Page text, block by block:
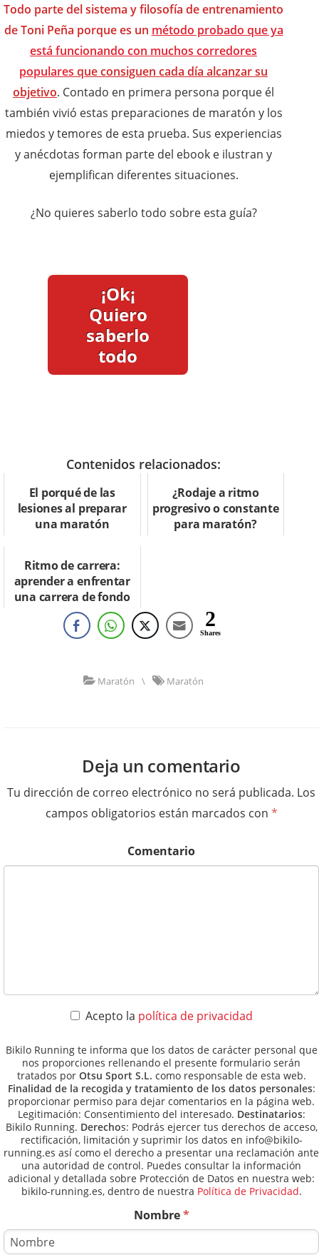
Todo parte del sistema y filosofía de entrenamiento
de Toni Peña porque es un método probado que ya
está funcionando con muchos corredores
populares que consiguen cada día alcanzar su
objetivo. Contado en primera persona porque él
también vivió estas preparaciones de maratón y los
miedos y temores de esta prueba. Sus experiencias
y anécdotas forman parte del ebook e ilustran y
ejemplifican diferentes situaciones.
¿No quieres saberlo todo sobre esta guía?
¡Ok¡
Quiero
saberlo
todo
Contenidos relacionados:
El porqué de las
lesiones al preparar
una maratón
¿Rodaje a ritmo
progresivo o constante
para maratón?
Ritmo de carrera:
aprender a enfrentar
una carrera de fondo
2
Shares
Maratón \ Maratón
Deja un comentario
Tu dirección de correo electrónico no será publicada. Los
campos obligatorios están marcados con *
Comentario
Acepto la política de privacidad
Bikilo Running te informa que los datos de carácter personal que
nos proporciones rellenando el presente formulario serán
tratados por Otsu Sport S.L. como responsable de esta web.
Finalidad de la recogida y tratamiento de los datos personales:
proporcionar permiso para dejar comentarios en la página web.
Legitimación: Consentimiento del interesado. Destinatarios:
Bikilo Running. Derechos: Podrás ejercer tus derechos de acceso,
rectificación, limitación y suprimir los datos en info@bikilo-
running.es así como el derecho a presentar una reclamación ante
una autoridad de control. Puedes consultar la información
adicional y detallada sobre Protección de Datos en nuestra web:
bikilo-running.es, dentro de nuestra Política de Privacidad.
Nombre*